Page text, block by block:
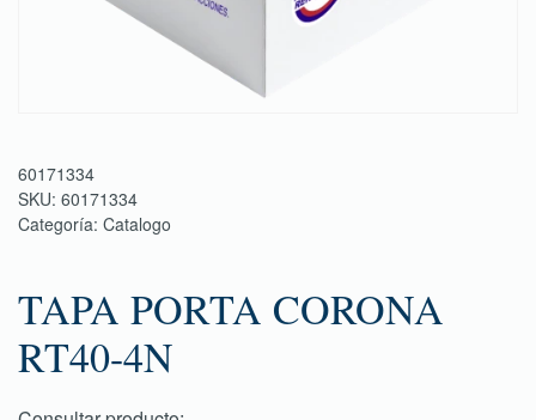
60171334
SKU: 60171334
Categoría: Catalogo
TAPA PORTA CORONA
RT40-4N